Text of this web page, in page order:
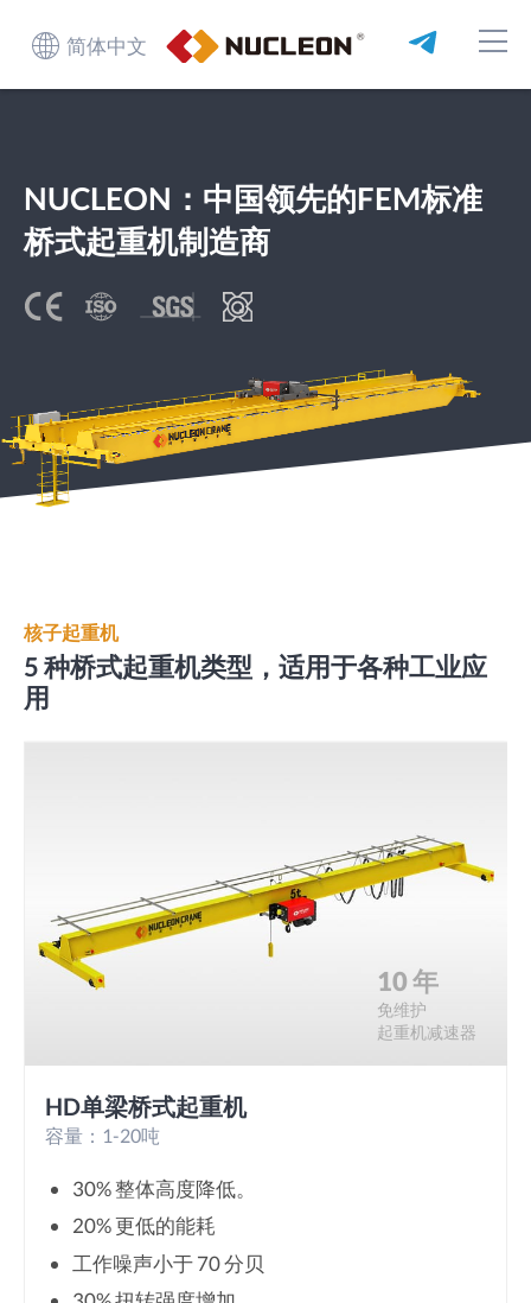
简体中文
NUCLEON：中国领先的FEM标准
桥式起重机制造商
核子起重机
5 种桥式起重机类型，适用于各种工业应
用
10 年
免维护
起重机减速器
HD单梁桥式起重机
容量：1-20吨
30% 整体高度降低。
20% 更低的能耗
工作噪声小于 70 分贝